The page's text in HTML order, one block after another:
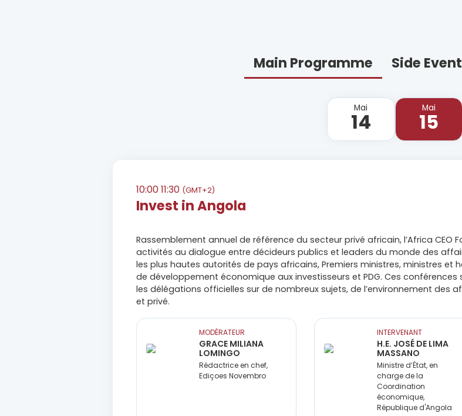
Main Programme Side
Mai
14 Mai
15
10:0011:30 (GMT+2)
Invest in Angola
Rassemblement annuel de référence du secteur privé africain, l’Africa CEO
activités au dialogue entre décideurs publics et leaders du monde des
les plus hautes autorités de pays africains, Premiers ministres, ministres et
de développement économique aux investisseurs et PDG. Ces
les délégations officielles sur de nombreux sujets, de l’environnement des
et privé.
MODÉRATEUR
GRACE MILIANA
LOMINGO
Rédactrice en chef,
Ediçoes Novembro
INTERVENANT
H.E. JOSÉ DE LIMA
MASSANO
Ministre d’État, en
charge de la
Coordination
économique,
République d'Angola